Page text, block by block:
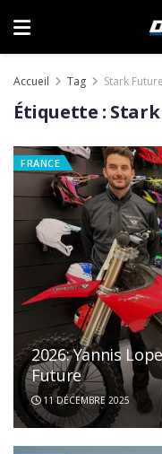
Accueil Tag Stark Future
Étiquette :
FRANCE
2026: Yannis
Future
11 DÉCEMBRE 2025